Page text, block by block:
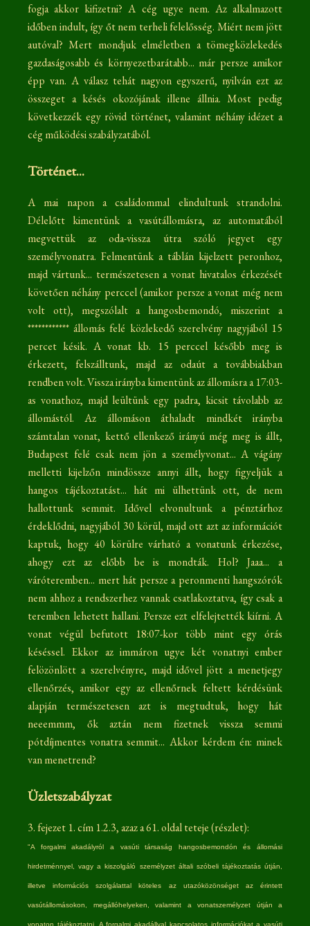
fogja akkor kifizetni? A cég ugye nem. Az alkalmazott
időben indult, így őt nem terheli felelősség. Miért nem jött
autóval? Mert mondjuk elméletben a tömegközlekedés
gazdaságosabb és környezetbarátabb... már persze amikor
épp van. A válasz tehát nagyon egyszerű, nyilván ezt az
összeget a késés okozójának illene állnia. Most pedig
következzék egy rövid történet, valamint néhány idézet a
cég működési szabályzatából.
Történet...
A mai napon a családommal elindultunk strandolni.
Délelőtt kimentünk a vasútállomásra, az automatából
megvettük az oda-vissza útra szóló jegyet egy
személyvonatra. Felmentünk a táblán kijelzett peronhoz,
majd vártunk... természetesen a vonat hivatalos érkezését
követően néhány perccel (amikor persze a vonat még nem
volt ott), megszólalt a hangosbemondó, miszerint a
************ állomás felé közlekedő szerelvény nagyjából 15
percet késik. A vonat kb. 15 perccel később meg is
érkezett, felszálltunk, majd az odaút a továbbiakban
rendben volt. Vissza irányba kimentünk az állomásra a 17:03-
as vonathoz, majd leültünk egy padra, kicsit távolabb az
állomástól. Az állomáson áthaladt mindkét irányba
számtalan vonat, kettő ellenkező irányú még meg is állt,
Budapest felé csak nem jön a személyvonat... A vágány
melletti kijelzőn mindössze annyi állt, hogy figyeljük a
hangos tájékoztatást... hát mi ülhettünk ott, de nem
hallottunk semmit. Idővel elvonultunk a pénztárhoz
érdeklődni, nagyjából 30 körül, majd ott azt az információt
kaptuk, hogy 40 körülre várható a vonatunk érkezése,
ahogy ezt az előbb be is mondták. Hol? Jaaa... a
váróteremben... mert hát persze a peronmenti hangszórók
nem ahhoz a rendszerhez vannak csatlakoztatva, így csak a
teremben lehetett hallani. Persze ezt elfelejtették kiírni. A
vonat végül befutott 18:07-kor több mint egy órás
késéssel. Ekkor az immáron ugye két vonatnyi ember
felözönlött a szerelvényre, majd idővel jött a menetjegy
ellenőrzés, amikor egy az ellenőrnek feltett kérdésünk
alapján természetesen azt is megtudtuk, hogy hát
neeemmm, ők aztán nem fizetnek vissza semmi
pótdíjmentes vonatra semmit... Akkor kérdem én: minek
van menetrend?
Üzletszabályzat
3. fejezet 1. cím 1.2.3, azaz a 61. oldal teteje (részlet):
"A forgalmi akadályról a vasúti társaság hangosbemondón és állomási
hirdetménnyel, vagy a kiszolgáló személyzet általi szóbeli tájékoztatás útján,
illetve információs szolgálattal köteles az utazóközönséget az érintett
vasútállomásokon, megállóhelyeken, valamint a vonatszemélyzet útján a
vonaton tájékoztatni. A forgalmi akadállyal kapcsolatos információkat a vasúti